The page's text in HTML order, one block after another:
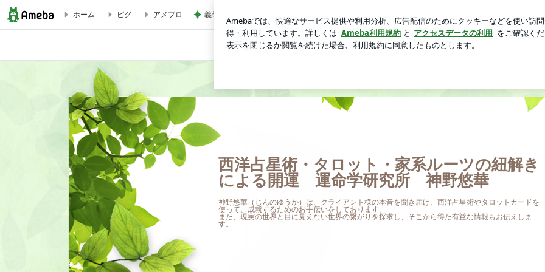
【手しごとマーケット】出店者紹介５ | 西洋占星術・タロット・家系ルーツの紐解きによる開運 運命学研究所 神野悠華
ホーム 鑑定のご案内 プロフィール アメブロ
ホーム ピグ アメブロ 義母の料理が濃すぎる妻の限界 ログ
西洋占星術・タロット・家系ルーツの紐解き
による開運 運命学研究所 神野悠華
神野悠華（じんのゆうか）は、クライアント様の本音を聞き届け、西洋占星術やタロットカードを
使って、成就するためのお手伝いをしております。
また、現実の世界と目に見えない世界の繋がりを探求し、そこから得た有益な情報もお伝えしま
す。